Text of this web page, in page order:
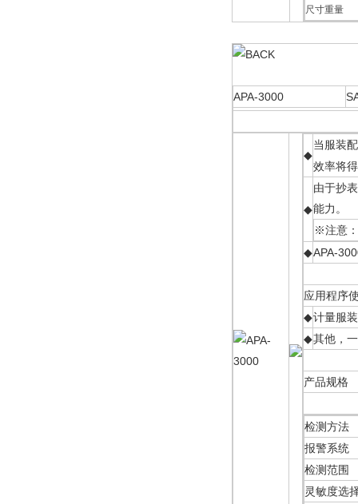
尺寸重量
APA-3000
◆
当服装
效率将
◆
由于抄
能力。
※注意：
◆APA-
应用程序
◆计量服
◆其他，
产品规格
检测方法
报警系统
检测范围
灵敏度选